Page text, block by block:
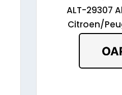
ALT-29307
Citroen/